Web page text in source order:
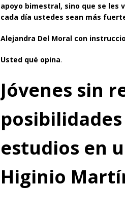
apoyo bimestral, sino que se les
cada día ustedes sean más
Alejandra Del Moral con
Usted qué opina.
Jóvenes sin
estudios en
Higinio